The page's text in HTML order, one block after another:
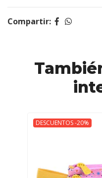
Compartir:
DESCUENTOS -20%